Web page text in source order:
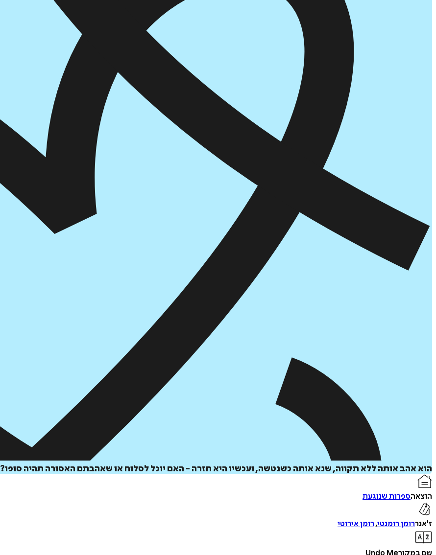
הוא אהב אותה ללא תקווה, שנא אותה כשנטשה, ועכשיו היא חזרה - האם יוכל לסלוח או שאהבתם האסורה תהיה סופו?
הוצאהספרות שנוגעת
ז'אנררומן רומנטי,רומן אירוטי